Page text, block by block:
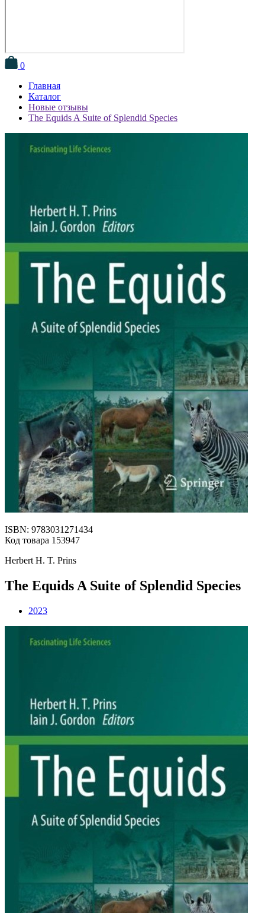
0
Главная
Каталог
Новые отзывы
The Equids A Suite of Splendid Species
ISBN: 9783031271434
Код товара 153947
Herbert H. T. Prins
The Equids A Suite of Splendid Species
2023